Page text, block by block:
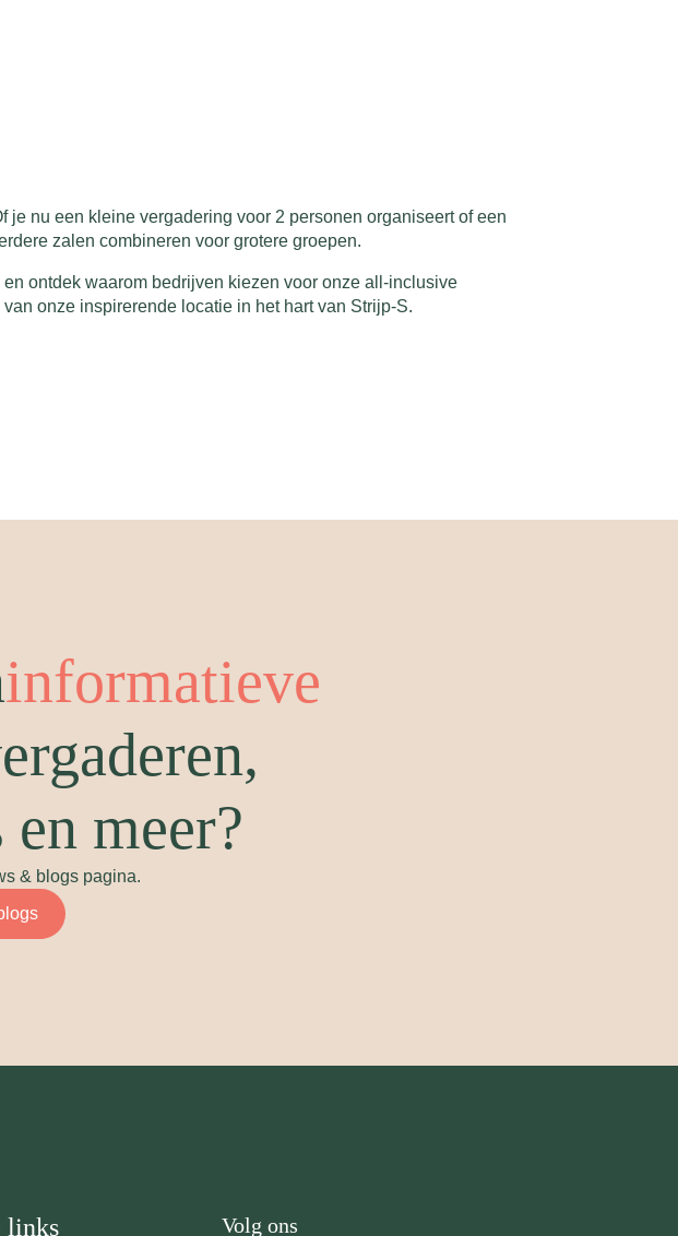
je nu een kleine vergadering voor 2 personen organiseert of een
zalen combineren voor grotere groepen.
en ontdek waarom bedrijven kiezen voor onze all-inclusive
onze inspirerende locatie in het hart van Strijp-S.
informatieve
meer?
& blogs pagina.
links Volg ons